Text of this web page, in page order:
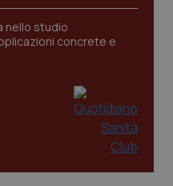
nello studio
concrete e
www.quotidianosanita.it
www.quotidianosanita.it